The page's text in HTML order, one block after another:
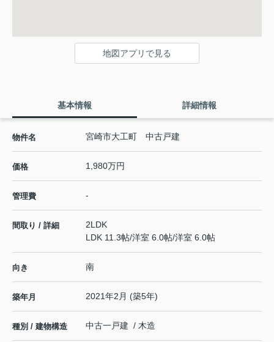
地図アプリで見る
基本情報 詳細情報
物件名 宮崎市大工町 中古戸建
価格 1,980万円
管理費 -
間取り / 詳細
2LDK
LDK 11.3帖/洋室 6.0帖/洋室 6.0帖
向き 南
築年月 2021年2月 (築5年)
種別 / 建物構造 中古一戸建 / 木造